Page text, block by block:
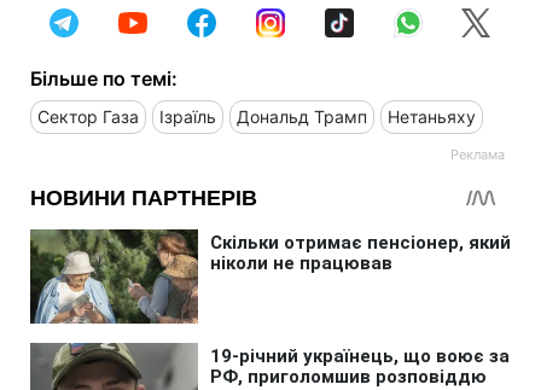
Більше по темі:
Сектор Газа Ізраїль Дональд Трамп Нетаньяху